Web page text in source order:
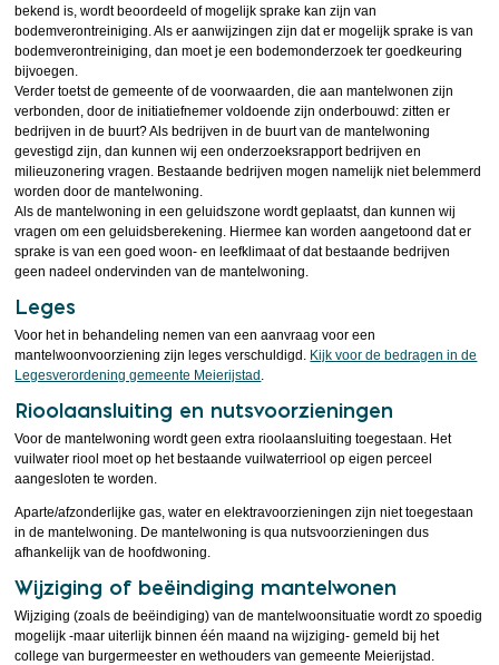
bekend is, wordt beoordeeld of mogelijk sprake kan zijn van
bodemverontreiniging. Als er aanwijzingen zijn dat er mogelijk sprake is van
bodemverontreiniging, dan moet je een bodemonderzoek ter goedkeuring
bijvoegen.
Verder toetst de gemeente of de voorwaarden, die aan mantelwonen zijn
verbonden, door de initiatiefnemer voldoende zijn onderbouwd: zitten er
bedrijven in de buurt? Als bedrijven in de buurt van de mantelwoning
gevestigd zijn, dan kunnen wij een onderzoeksrapport bedrijven en
milieuzonering vragen. Bestaande bedrijven mogen namelijk niet belemmerd
worden door de mantelwoning.
Als de mantelwoning in een geluidszone wordt geplaatst, dan kunnen wij
vragen om een geluidsberekening. Hiermee kan worden aangetoond dat er
sprake is van een goed woon- en leefklimaat of dat bestaande bedrijven
geen nadeel ondervinden van de mantelwoning.
Leges
Voor het in behandeling nemen van een aanvraag voor een
mantelwoonvoorziening zijn leges verschuldigd. Kijk voor de bedragen in de
Legesverordening gemeente Meierijstad .
Rioolaansluiting en nutsvoorzieningen
Voor de mantelwoning wordt geen extra rioolaansluiting toegestaan. Het
vuilwater riool moet op het bestaande vuilwaterriool op eigen perceel
aangesloten te worden.
Aparte/afzonderlijke gas, water en elektravoorzieningen zijn niet toegestaan
in de mantelwoning. De mantelwoning is qua nutsvoorzieningen dus
afhankelijk van de hoofdwoning.
Wijziging of beëindiging mantelwonen
Wijziging (zoals de beëindiging) van de mantelwoonsituatie wordt zo spoedig
mogelijk -maar uiterlijk binnen één maand na wijziging- gemeld bij het
college van burgermeester en wethouders van gemeente Meierijstad.